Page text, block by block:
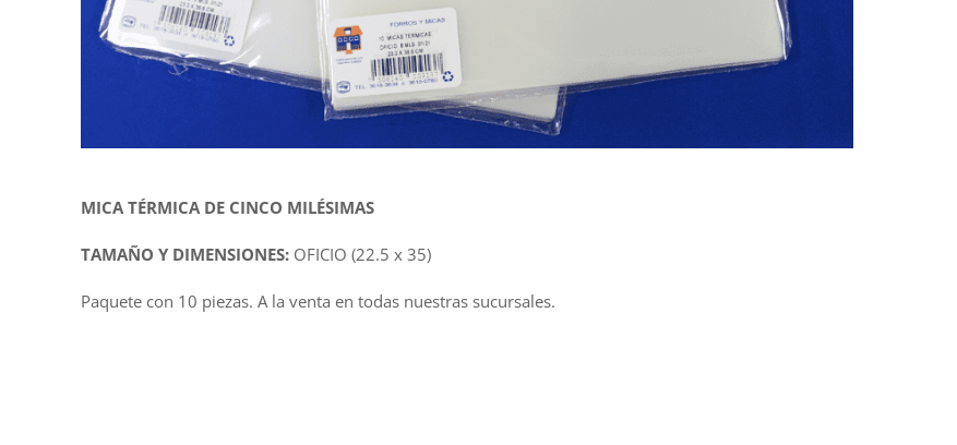
MICA TÉRMICA DE CINCO MILÉSIMAS
TAMAÑO Y DIMENSIONES: OFICIO (22.5 x 35)
Paquete con 10 piezas. A la venta en todas nuestras sucursales.